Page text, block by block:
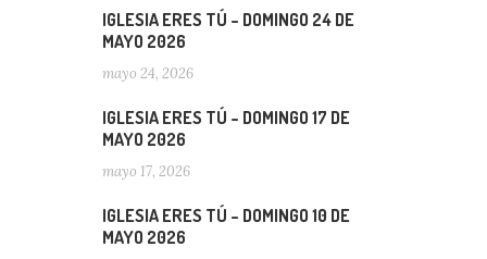
IGLESIA ERES TÚ – DOMINGO 24 DE
MAYO 2026
mayo 24, 2026
IGLESIA ERES TÚ – DOMINGO 17 DE
MAYO 2026
mayo 17, 2026
IGLESIA ERES TÚ – DOMINGO 10 DE
MAYO 2026